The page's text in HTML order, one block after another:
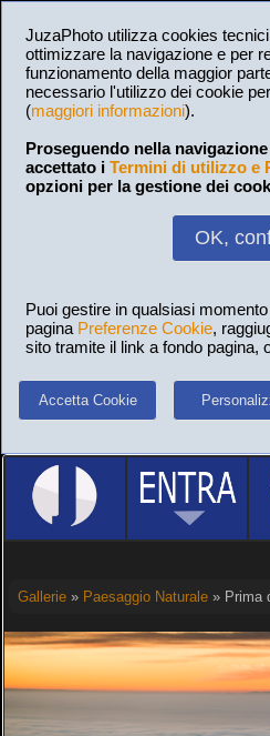
JuzaPhoto utilizza cookies
ottimizzare la navigazione e per
funzionamento della maggior
necessario l'utilizzo dei cookie
(maggiori informazioni).
Proseguendo nella
accettato i Termini di utilizzo e
opzioni per la gestione dei
OK,
Puoi gestire in qualsiasi
pagina Preferenze Cookie,
sito tramite il link a fondo pagina,
Accetta Cookie
Gallerie» Paesaggio Naturale» Prima